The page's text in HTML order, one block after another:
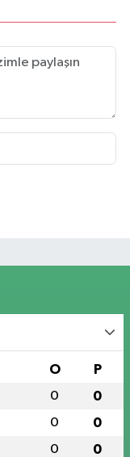
O P
0 0
0 0
0 0